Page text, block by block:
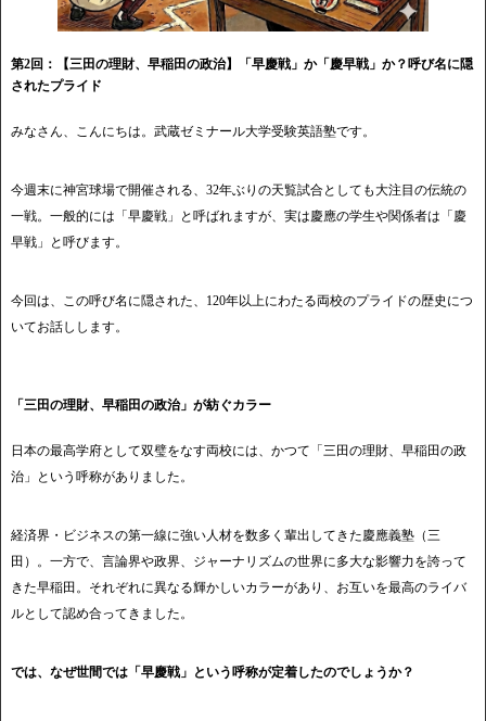
第2回：【三田の理財、早稲田の政治】「早慶戦」か「慶早戦」か？呼び名に隠
されたプライド
みなさん、こんにちは。武蔵ゼミナール大学受験英語塾です。
今週末に神宮球場で開催される、32年ぶりの天覧試合としても大注目の伝統の
一戦。一般的には「早慶戦」と呼ばれますが、実は慶應の学生や関係者は「慶
早戦」と呼びます。
今回は、この呼び名に隠された、120年以上にわたる両校のプライドの歴史につ
いてお話しします。
「三田の理財、早稲田の政治」が紡ぐカラー
日本の最高学府として双璧をなす両校には、かつて「三田の理財、早稲田の政
治」という呼称がありました。
経済界・ビジネスの第一線に強い人材を数多く輩出してきた慶應義塾（三
田）。一方で、言論界や政界、ジャーナリズムの世界に多大な影響力を誇って
きた早稲田。それぞれに異なる輝かしいカラーがあり、お互いを最高のライバ
ルとして認め合ってきました。
では、なぜ世間では「早慶戦」という呼称が定着したのでしょうか？